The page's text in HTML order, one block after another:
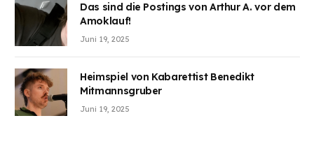
Das sind die Postings von Arthur A. vor dem
Amoklauf!
Juni 19, 2025
Heimspiel von Kabarettist Benedikt
Mitmannsgruber
Juni 19, 2025